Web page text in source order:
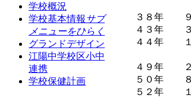
学校概況
学校基本情報 サブ
メニューをひらく
グランドデザイン
江陽中学校区小中
連携
学校保健計画
３８年
４３年
４４年
４９年
５０年
５２年